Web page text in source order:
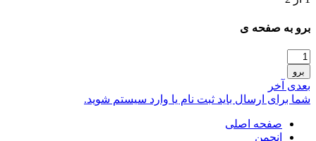
برو به صفحه ی
برو
بعدی آخر
شما برای ارسال باید ثبت نام یا وارد سیستم شوید.
صفحه اصلی
انجمن